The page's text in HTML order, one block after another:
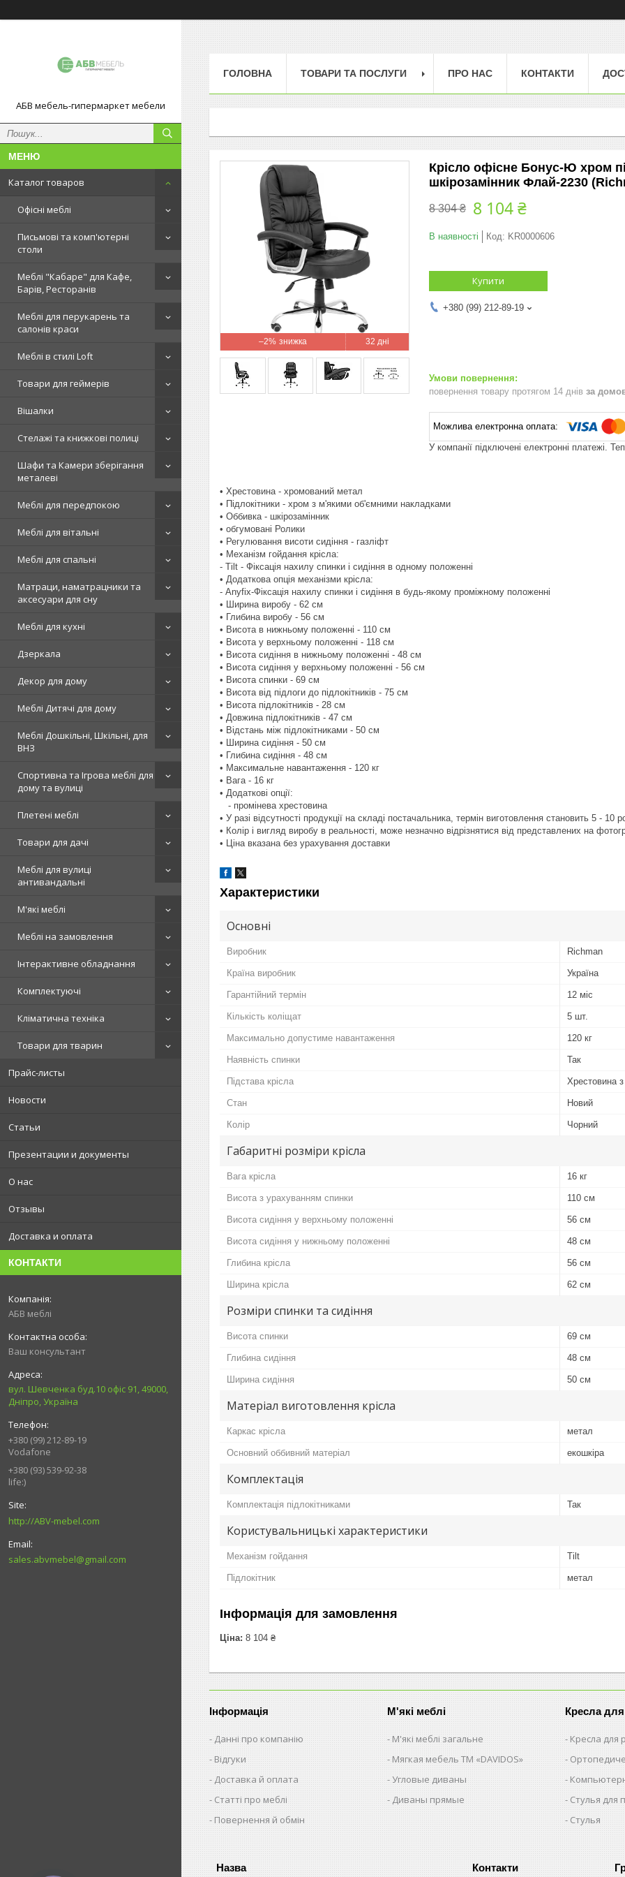
АБВ мебель-гипермаркет мебели
Каталог товаров
Офісні меблі
Письмові та комп'ютерні
столи
Меблі "Кабаре" для Кафе,
Барів, Ресторанів
Меблі для перукарень та
салонів краси
Меблі в стилі Loft
Товари для геймерів
Вішалки
Стелажі та книжкові полиці
Шафи та Камери зберігання
металеві
Меблі для передпокою
Меблі для вітальні
Меблі для спальні
Матраци, наматрацники та
аксесуари для сну
Меблі для кухні
Дзеркала
Декор для дому
Меблі Дитячі для дому
Меблі Дошкільні, Шкільні, для
ВНЗ
Спортивна та Ігрова меблі для
дому та вулиці
Плетені меблі
Товари для дачі
Меблі для вулиці
антивандальні
М'які меблі
Меблі на замовлення
Інтерактивне обладнання
Комплектуючі
Кліматична техніка
Товари для тварин
Прайс-листы
Новости
Статьи
Презентации и документы
О нас
Отзывы
Доставка и оплата
КОНТАКТИ
АБВ меблі
Ваш консультант
вул. Шевченка буд.10 офіс 91, 49000,
Дніпро, Україна
+380 (99) 212-89-19
Vodafone
+380 (93) 539-92-38
life:)
http://ABV-mebel.com
sales.abvmebel@gmail.com
ГОЛОВНА ТОВАРИ ТА ПОСЛУГИ ПРО НАС КОНТАКТИ
–2% 32 дні
Крісло офісне Бонус-Ю хром
шкірозамінник Флай-2230
8 304 ₴ 8 104 ₴
В наявності Код: KR0000606
Купити
+380 (99) 212-89-19
повернення товару протягом 14 днів за
У компанії підключені електронні платежі.
• Хрестовина - хромований метал
• Підлокітники - хром з м'якими об'ємними накладками
• Оббивка - шкірозамінник
• обгумовані Ролики
• Регулювання висоти сидіння - газліфт
• Механізм гойдання крісла:
- Tilt - Фіксація нахилу спинки і сидіння в одному положенні
• Додаткова опція механізми крісла:
- Anyfix-Фіксація нахилу спинки і сидіння в будь-якому проміжному положенні
• Ширина виробу - 62 см
• Глибина виробу - 56 см
• Висота в нижньому положенні - 110 см
• Висота у верхньому положенні - 118 см
• Висота сидіння в нижньому положенні - 48 см
• Висота сидіння у верхньому положенні - 56 см
• Висота спинки - 69 см
• Висота від підлоги до підлокітників - 75 см
• Висота підлокітників - 28 см
• Довжина підлокітників - 47 см
• Відстань між підлокітниками - 50 см
• Ширина сидіння - 50 см
• Глибина сидіння - 48 см
• Максимальне навантаження - 120 кг
• Вага - 16 кг
• Додаткові опції:
- промінева хрестовина
• У разі відсутності продукції на складі постачальника, термін виготовлення становить 5 - 10
• Колір і вигляд виробу в реальності, може незначно відрізнятися від представлених на
• Ціна вказана без урахування доставки
Характеристики
Основні
Виробник Richman
Країна виробник Україна
Гарантійний термін 12 міс
Кількість коліщат 5 шт.
Максимально допустиме навантаження 120 кг
Наявність спинки Так
Підстава крісла Хрестовина
Стан Новий
Колір Чорний
Габаритні розміри крісла
Вага крісла 16 кг
Висота з урахуванням спинки 110 см
Висота сидіння у верхньому положенні 56 см
Висота сидіння у нижньому положенні 48 см
Глибина крісла 56 см
Ширина крісла 62 см
Розміри спинки та сидіння
Висота спинки 69 см
Глибина сидіння 48 см
Ширина сидіння 50 см
Матеріал виготовлення крісла
Каркас крісла метал
Основний оббивний матеріал екошкіра
Комплектація
Комплектація підлокітниками Так
Користувальницькі характеристики
Механізм гойдання Tilt
Підлокітник метал
Інформація для замовлення
Ціна: 8 104 ₴
Інформація
Данні про компанію
Відгуки
Доставка й оплата
Статті про меблі
Повернення й обмін
М'які меблі
М'які меблі загальне
Мягкая мебель ТМ «DAVIDOS»
Угловые диваны
Диваны прямые
Кресла
Кресла для
Стулья для
Стулья